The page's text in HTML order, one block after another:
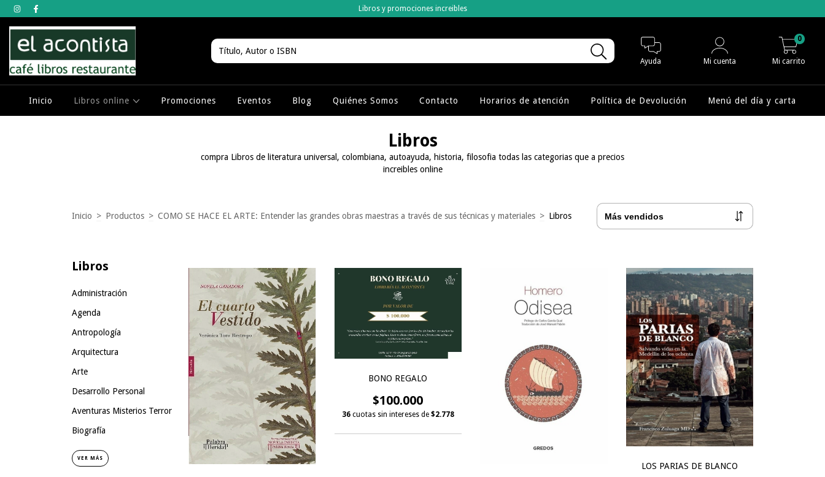
Libros y promociones increibles
Ayuda Mi cuenta Mi carrito
0
Inicio Libros online Promociones Eventos Blog Quiénes Somos Contacto Horarios de atención Política de Devolución Menú del día y carta
Libros
compra Libros de literatura universal, colombiana, autoayuda, historia, filosofia todas las categorias que a precios
increibles online
Inicio > Productos > COMO SE HACE EL ARTE: Entender las grandes obras maestras a través de sus técnicas y materiales > Libros
Libros
Administración
Agenda
Antropología
Arquitectura
Arte
Desarrollo Personal
Aventuras Misterios Terror
Biografía
VER MÁS
BONO REGALO
$100.000
36 cuotas sin intereses de $2.778
LOS PARIAS DE BLANCO